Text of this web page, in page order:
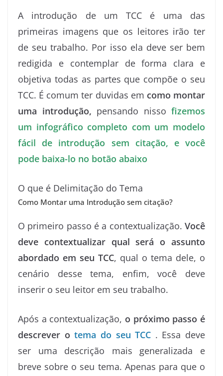
c
e
b
o
o
m
b
l
n
k
e
d
I
n
i
t
t
e
o
g
g
e
r
n
t
e
r
e
s
t
a
t
s
A
p
p
s
s
e
g
e
k
e
t
A introdução de um TCC é uma das
primeiras imagens que os leitores irão ter
de seu trabalho. Por isso ela deve ser bem
redigida e contemplar de forma clara e
objetiva todas as partes que compõe o seu
TCC. É comum ter duvidas em como montar
uma introdução, pensando nisso fizemos
um infográfico completo com um modelo
fácil de introdução sem citação, e você
pode baixa-lo no botão abaixo
O que é Delimitação do Tema
Como Montar uma Introdução sem citação?
O primeiro passo é a contextualização. Você
deve contextualizar qual será o assunto
abordado em seu TCC, qual o tema dele, o
cenário desse tema, enfim, você deve
inserir o seu leitor em seu trabalho.
Após a contextualização, o próximo passo é
descrever otema do seu TCC . Essa deve
ser uma descrição mais generalizada e
breve sobre o seu tema. Apenas para que o